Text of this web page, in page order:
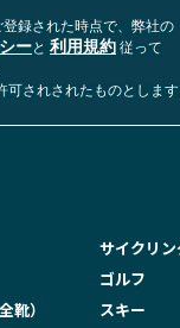
録された時点で、弊社の
ーと 利用規約 従って
可されされたものとします
サイクリ
ゴルフ
靴）
スキー